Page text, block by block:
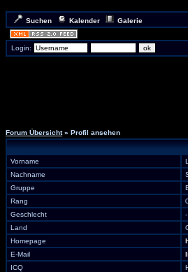
Suchen Kalender Galerie
Login:
Forum Übersicht» Profil ansehen
Vorname
Nachname
Gruppe
Rang
Geschlecht
-
Land
Homepage
E-Mail
ICQ